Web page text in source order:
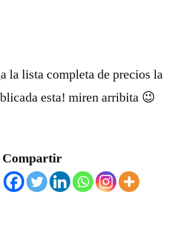
la lista completa de precios la
esta! miren arribita 😉
Compartir